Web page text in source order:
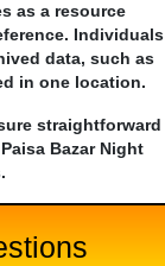
as a resource
Individuals
data, such as
in one location.
straightforward
Bazar Night